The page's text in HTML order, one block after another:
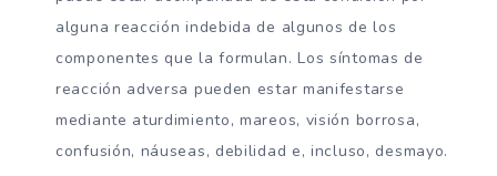
alguna reacción indebida de algunos de los
componentes que la formulan. Los síntomas de
reacción adversa pueden estar manifestarse
mediante aturdimiento, mareos, visión borrosa,
confusión, náuseas, debilidad e, incluso, desmayo.